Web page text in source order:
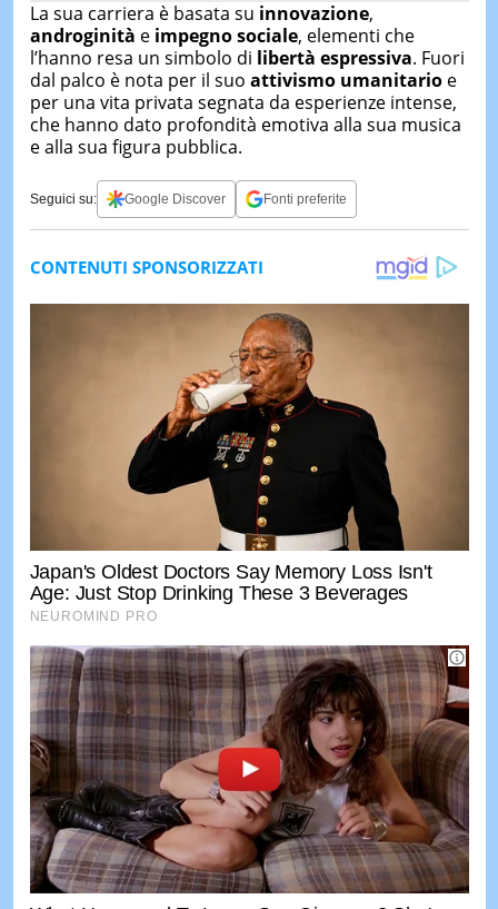
La sua carriera è basata su innovazione,
androginità e impegno sociale, elementi che
l’hanno resa un simbolo di libertà espressiva. Fuori
dal palco è nota per il suo attivismo umanitarioe
per una vita privata segnata da esperienze intense,
che hanno dato profondità emotiva alla sua musica
e alla sua figura pubblica.
Seguici su: Google Discover Fonti preferite